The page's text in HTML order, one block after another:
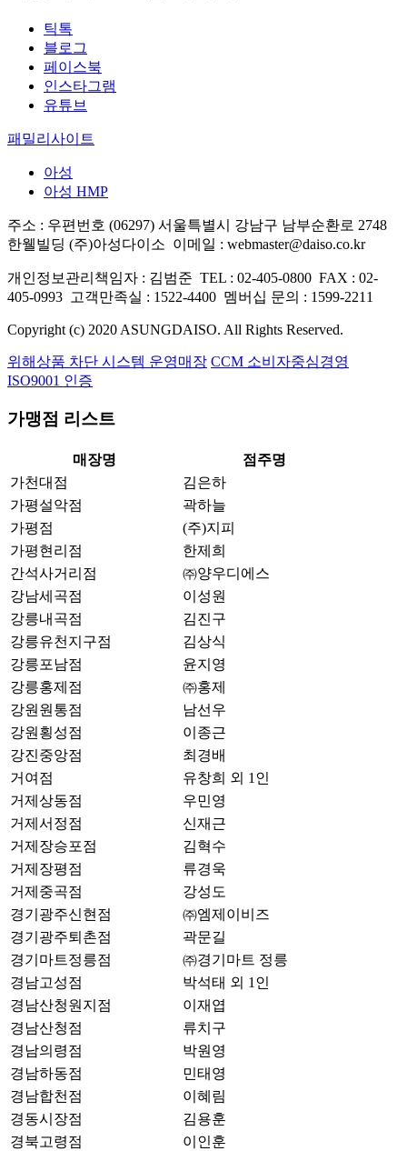
틱톡
블로그
페이스북
인스타그램
유튜브
패밀리사이트
아성
아성 HMP
주소 : 우편번호 (06297) 서울특별시 강남구 남부순환로 2748
한웰빌딩 (주)아성다이소 이메일 : webmaster@daiso.co.kr
개인정보관리책임자 : 김범준 TEL : 02-405-0800 FAX : 02-
405-0993 고객만족실 : 1522-4400 멤버십 문의 : 1599-2211
Copyright (c) 2020 ASUNGDAISO. All Rights Reserved.
위해상품 차단 시스템 운영매장 CCM 소비자중심경영
ISO9001 인증
가맹점 리스트
매장명
점주명
가천대점
김은하
가평설악점
곽하늘
가평점
(주)지피
가평현리점
한제희
간석사거리점
㈜양우디에스
강남세곡점
이성원
강릉내곡점
김진구
강릉유천지구점
김상식
강릉포남점
윤지영
강릉홍제점
㈜홍제
강원원통점
남선우
강원횡성점
이종근
강진중앙점
최경배
거여점
유창희 외 1인
거제상동점
우민영
거제서정점
신재근
거제장승포점
김혁수
거제장평점
류경욱
거제중곡점
강성도
경기광주신현점
㈜엠제이비즈
경기광주퇴촌점
곽문길
경기마트정릉점
㈜경기마트 정릉
경남고성점
박석태 외 1인
경남산청원지점
이재엽
경남산청점
류치구
경남의령점
박원영
경남하동점
민태영
경남합천점
이혜림
경동시장점
김용훈
경북고령점
이인훈